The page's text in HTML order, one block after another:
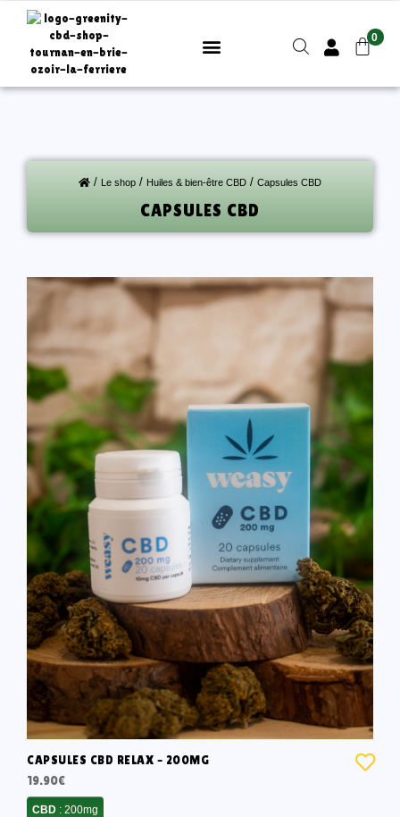
/ Le shop / Huiles & bien-être CBD / Capsules CBD
CAPSULES CBD
CAPSULES CBD RELAX – 200MG
19.90€
CBD : 200mg